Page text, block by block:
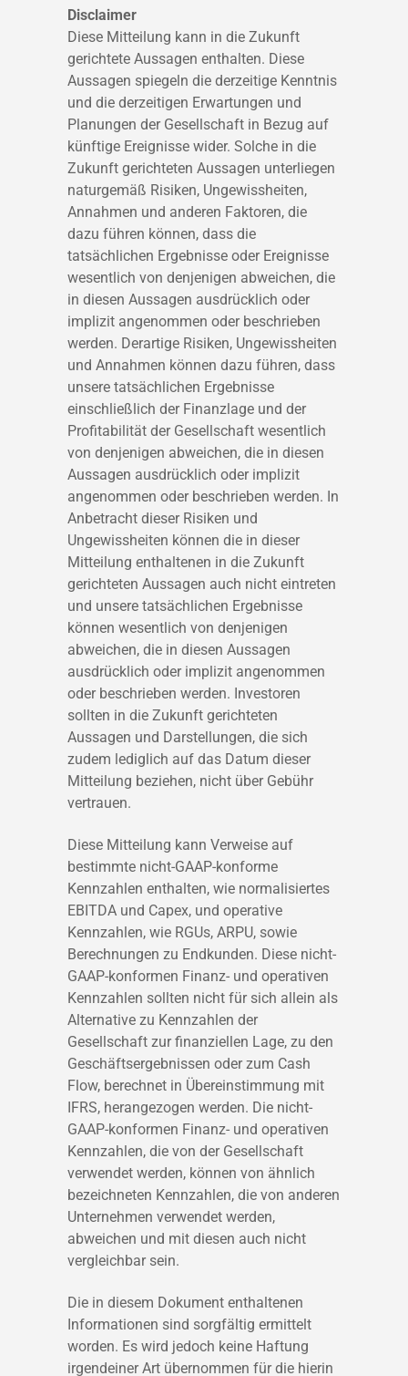
Disclaimer
Diese Mitteilung kann in die Zukunft
gerichtete Aussagen enthalten. Diese
Aussagen spiegeln die derzeitige Kenntnis
und die derzeitigen Erwartungen und
Planungen der Gesellschaft in Bezug auf
künftige Ereignisse wider. Solche in die
Zukunft gerichteten Aussagen unterliegen
naturgemäß Risiken, Ungewissheiten,
Annahmen und anderen Faktoren, die
dazu führen können, dass die
tatsächlichen Ergebnisse oder Ereignisse
wesentlich von denjenigen abweichen, die
in diesen Aussagen ausdrücklich oder
implizit angenommen oder beschrieben
werden. Derartige Risiken, Ungewissheiten
und Annahmen können dazu führen, dass
unsere tatsächlichen Ergebnisse
einschließlich der Finanzlage und der
Profitabilität der Gesellschaft wesentlich
von denjenigen abweichen, die in diesen
Aussagen ausdrücklich oder implizit
angenommen oder beschrieben werden. In
Anbetracht dieser Risiken und
Ungewissheiten können die in dieser
Mitteilung enthaltenen in die Zukunft
gerichteten Aussagen auch nicht eintreten
und unsere tatsächlichen Ergebnisse
können wesentlich von denjenigen
abweichen, die in diesen Aussagen
ausdrücklich oder implizit angenommen
oder beschrieben werden. Investoren
sollten in die Zukunft gerichteten
Aussagen und Darstellungen, die sich
zudem lediglich auf das Datum dieser
Mitteilung beziehen, nicht über Gebühr
vertrauen.
Diese Mitteilung kann Verweise auf
bestimmte nicht-GAAP-konforme
Kennzahlen enthalten, wie normalisiertes
EBITDA und Capex, und operative
Kennzahlen, wie RGUs, ARPU, sowie
Berechnungen zu Endkunden. Diese nicht-
GAAP-konformen Finanz- und operativen
Kennzahlen sollten nicht für sich allein als
Alternative zu Kennzahlen der
Gesellschaft zur finanziellen Lage, zu den
Geschäftsergebnissen oder zum Cash
Flow, berechnet in Übereinstimmung mit
IFRS, herangezogen werden. Die nicht-
GAAP-konformen Finanz- und operativen
Kennzahlen, die von der Gesellschaft
verwendet werden, können von ähnlich
bezeichneten Kennzahlen, die von anderen
Unternehmen verwendet werden,
abweichen und mit diesen auch nicht
vergleichbar sein.
Die in diesem Dokument enthaltenen
Informationen sind sorgfältig ermittelt
worden. Es wird jedoch keine Haftung
irgendeiner Art übernommen für die hierin